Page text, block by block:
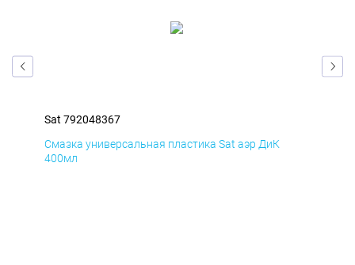
Sat 792048367
Смазка универсальная пластика Sat аэр ДиК
400мл